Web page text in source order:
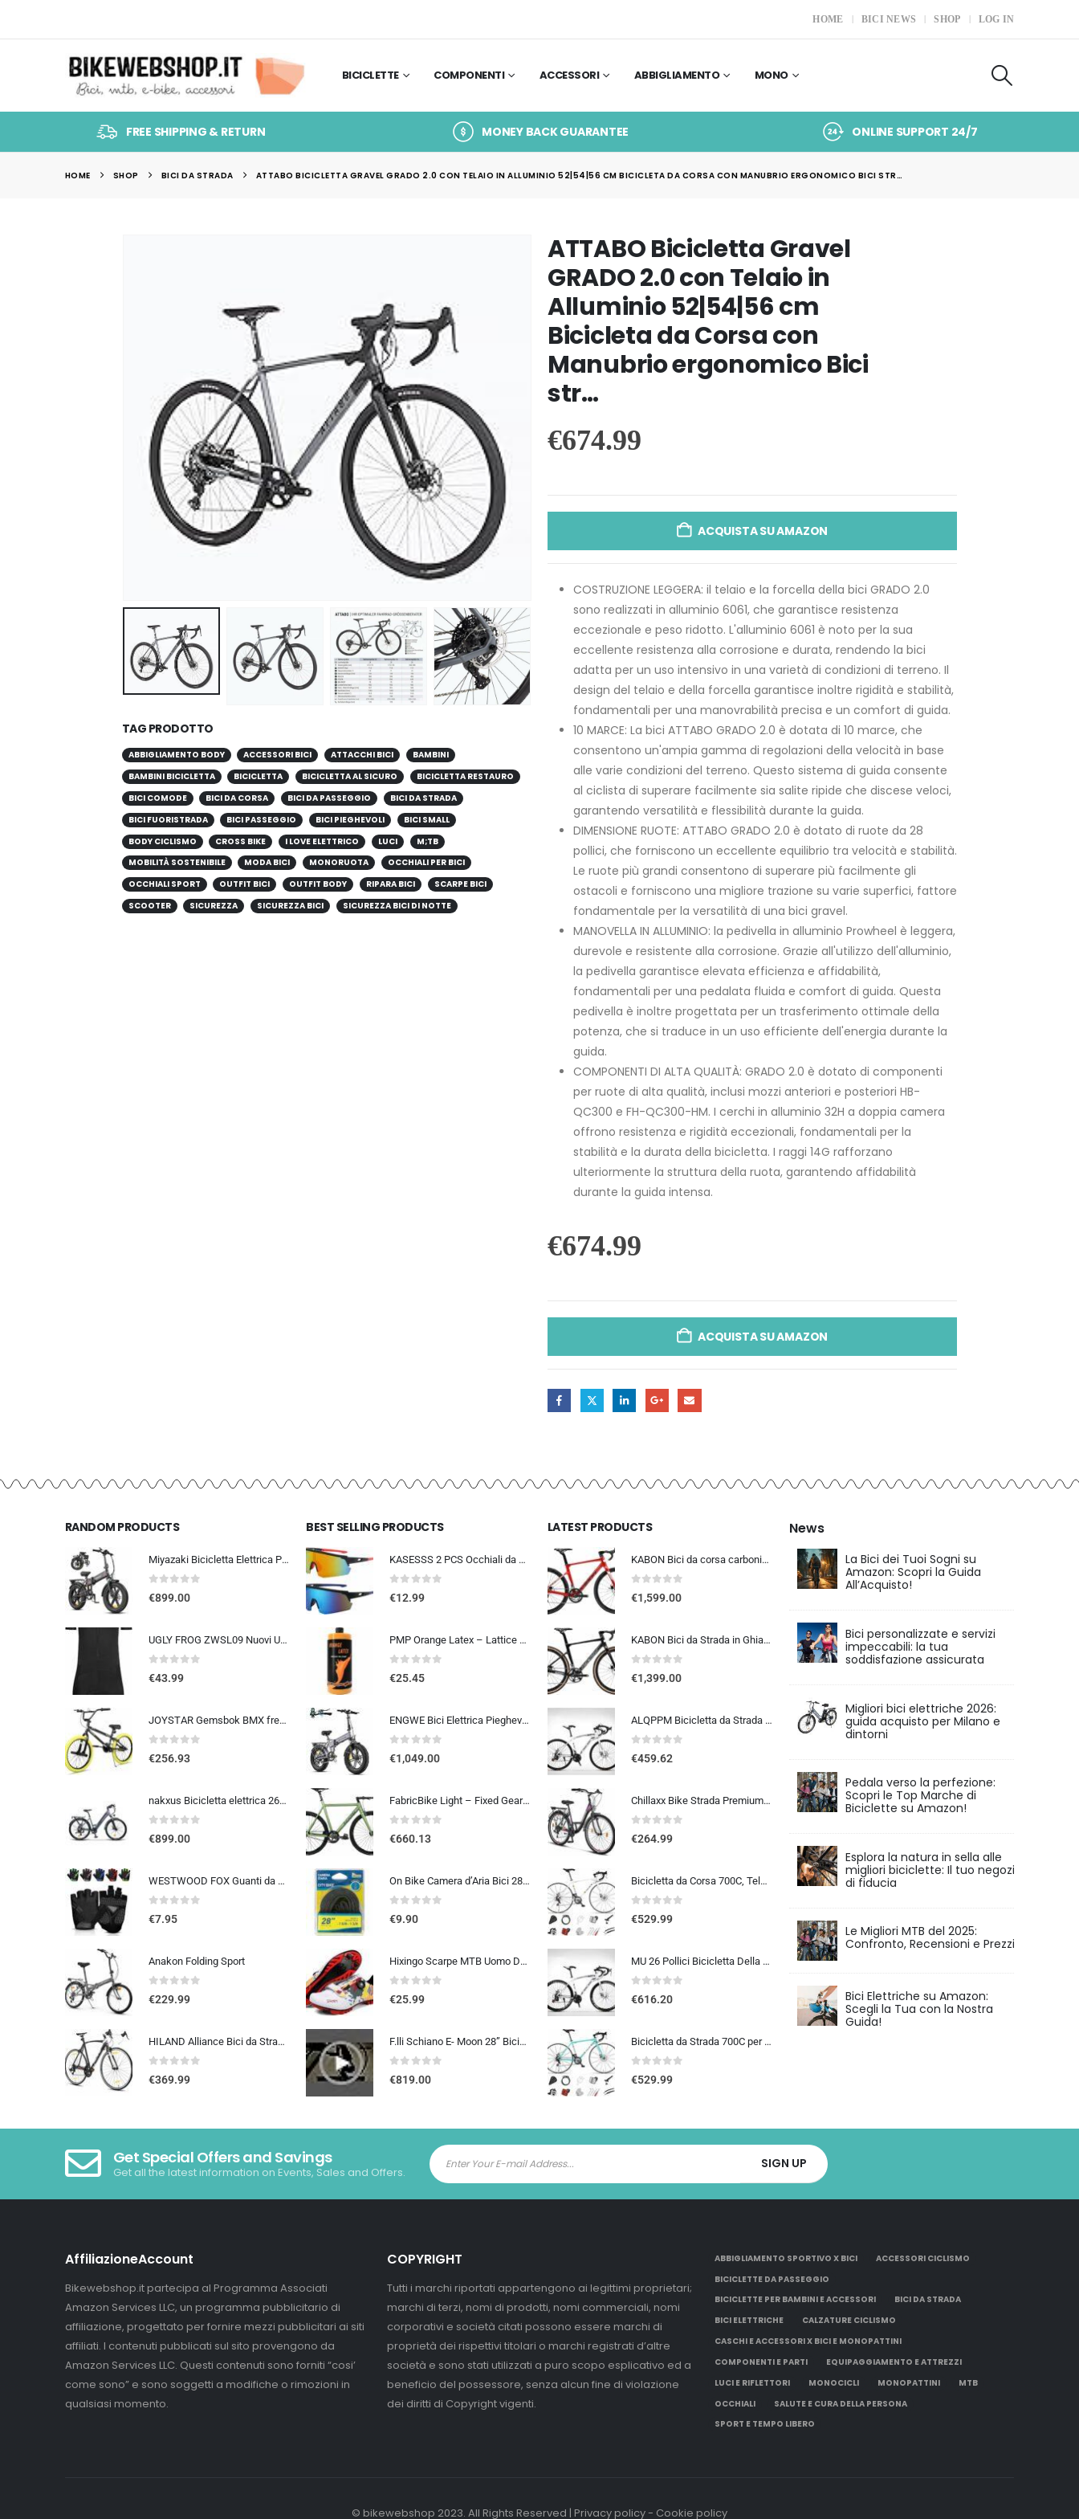
HOME BICI NEWS SHOP LOG IN
BICICLETTE COMPONENTI ACCESSORI ABBIGLIAMENTO MONO
FREE SHIPPING & RETURN MONEY BACK GUARANTEE ONLINE SUPPORT 24/7
HOME SHOP BICI DA STRADA ATTABO BICICLETTA GRAVEL GRADO 2.0 CON TELAIO IN ALLUMINIO 52|54|56 CM BICICLETA DA CORSA CON MANUBRIO ERGONOMICO BICI STR…
TAG PRODOTTO
ABBIGLIAMENTO BODY ACCESSORI BICI ATTACCHI BICI
BAMBINI
BAMBINI BICICLETTA
BICICLETTA BICICLETTA AL SICURO
BICICLETTA RESTAURO
BICI COMODE
BICI DA CORSA BICI DA PASSEGGIO
BICI DA STRADA
BICI FUORISTRADA
BICI PASSEGGIO BICI PIEGHEVOLI
BICI SMALL
BODY CICLISMO
CROSS BIKE I LOVE ELETTRICO LUCI
M;TB
MOBILITÀ SOSTENIBILE
MODA BICI MONORUOTA
OCCHIALI PER BICI
OCCHIALI SPORT
OUTFIT BICI OUTFIT BODY RIPARA BICI
SCARPE BICI
SCOOTER
SICUREZZA SICUREZZA BICI SICUREZZA BICI DI NOTTE
ATTABO Bicicletta Gravel
GRADO 2.0 con Telaio in
Alluminio 52|54|56 cm
Bicicleta da Corsa con
Manubrio ergonomico Bici
str…
€674.99
ACQUISTA SU AMAZON
COSTRUZIONE LEGGERA: il telaio e la forcella della bici GRADO 2.0
sono realizzati in alluminio 6061, che garantisce resistenza
eccezionale e peso ridotto. L'alluminio 6061 è noto per la sua
eccellente resistenza alla corrosione e durata, rendendo la bici
adatta per un uso intensivo in una varietà di condizioni di terreno. Il
design del telaio e della forcella garantisce inoltre rigidità e stabilità,
fondamentali per una manovrabilità precisa e un comfort di guida.
10 MARCE: La bici ATTABO GRADO 2.0 è dotata di 10 marce, che
consentono un'ampia gamma di regolazioni della velocità in base
alle varie condizioni del terreno. Questo sistema di guida consente
al ciclista di superare facilmente sia salite ripide che discese veloci,
garantendo versatilità e flessibilità durante la guida.
DIMENSIONE RUOTE: ATTABO GRADO 2.0 è dotato di ruote da 28
pollici, che forniscono un eccellente equilibrio tra velocità e stabilità.
Le ruote più grandi consentono di superare più facilmente gli
ostacoli e forniscono una migliore trazione su varie superfici, fattore
fondamentale per la versatilità di una bici gravel.
MANOVELLA IN ALLUMINIO: la pedivella in alluminio Prowheel è leggera,
durevole e resistente alla corrosione. Grazie all'utilizzo dell'alluminio,
la pedivella garantisce elevata efficienza e affidabilità,
fondamentali per una pedalata fluida e comfort di guida. Questa
pedivella è inoltre progettata per un trasferimento ottimale della
potenza, che si traduce in un uso efficiente dell'energia durante la
guida.
COMPONENTI DI ALTA QUALITÀ: GRADO 2.0 è dotato di componenti
per ruote di alta qualità, inclusi mozzi anteriori e posteriori HB-
QC300 e FH-QC300-HM. I cerchi in alluminio 32H a doppia camera
offrono resistenza e rigidità eccezionali, fondamentali per la
stabilità e la durata della bicicletta. I raggi 14G rafforzano
ulteriormente la struttura della ruota, garantendo affidabilità
durante la guida intensa.
€674.99
ACQUISTA SU AMAZON
RANDOM PRODUCTS
Miyazaki Bicicletta Elettrica Pieghevole per Adulti – Ebike con Motore Brushless – Batteria Rimovibile 48V 14Ah – Bicicletta
0out of 5
€899.00
UGLY FROG ZWSL09 Nuovi Uomini Traspirante Primavera Autunno A Maniche Corta Ciclismo Body Skinsuit All’aperto Sportswear A…
0out of 5
€43.99
JOYSTAR Gemsbok BMX freestyle da 20/24 pollici per bambini dai 9 ai 14 anni, mountain bike da 20/24 pollici per bambini
0out of 5
€256.93
nakxus Bicicletta elettrica 26M208, bicicletta elettrica da 26″, da trekking, con batteria al litio da 36 V, 12,5 Ah, fino a 100 KM, motore da 250 W, compatibile con l’UE, colore: grigio
0out of 5
€899.00
WESTWOOD FOX Guanti da ciclismo per uomo e donna, guanti unisex con imbottitura in gel antiscivolo, traspiranti, con palmo pe
0out of 5
€7.95
Anakon Folding Sport
0out of 5
€229.99
HILAND Alliance Bici da Strada 28”, 14 Velocità, Telaio in Alluminio da 49/53/57 cm, 700C Bicicletta da Città e da Pendola…
0out of 5
€369.99
BEST SELLING PRODUCTS
KASESSS 2 PCS Occhiali da Sole Sportivi, Occhiali da Ciclismo per Uomini Donne, Occhiali da Sole da Ciclismo, UV400 Occhiali
0out of 5
€12.99
PMP Orange Latex – Lattice Liquido Sigillante Antiforatura per Coperture Tubeless MTB e STRADA. La Tua Assicurazione Contro l
0out of 5
€25.45
ENGWE Bici Elettrica Pieghevole, Bicicletta Elettrica da 48V 13Ah Batteria Rimovibile, Autonomia di 50-120 km E-bike，20″×4.0″ Fat Tire 7 Velocità ebike da per Ogni Terreno
0out of 5
€1,049.00
FabricBike Light – Fixed Gear bicicletta, Single Speed Fixie completa mozzo, Telaio in alluminio e forcella, ruote 28, 6 c…
0out of 5
€660.13
On Bike Camera d’Aria Bici 28″ x 1 5/8 x 1 3/8 (700×35-42c) – E.T.R.T.O. 37-622, Alta Resistenza e Tenuta, Compatibile con Pn
0out of 5
€9.90
Hixingo Scarpe MTB Uomo Donna, Graffiti Colorati Stampa Scarpe Mountain Bike Compatibili con Pedali SPD, Unisex Scarpe Ciclis
0out of 5
€25.99
F.lli Schiano E- Moon 28” Bicicletta Elettrica da Città, Bici Elettrica con Pedalata Assistita 250W, City E-bike Unisex Adulto, Batteria Rimovibile 36V 13Ah, SHIMANO 7 velocità, Donna Uomo, Nero
0out of 5
€819.00
LATEST PRODUCTS
KABON Bici da corsa carbonio, 700C bici da strada T800 Completamente carbonio con Shimano 105 R7000 22 velocità 8.1 KG Leg…
0out of 5
€1,599.00
KABON Bici da Strada in Ghiaia di Carbonio, Bicicletta con Telaio in Fibra di Carbonio T800 con Bicicletta da Corsa con Fr…
0out of 5
€1,399.00
ALQPPM Bicicletta da Strada da 26 Pollici, Bici da 24 Velocità, Freno a Doppio Disco, Telaio in Acciaio ad Alto Tenore Di …
0out of 5
€459.62
Chillaxx Bike Strada Premium City Bike da 26 e 28 pollici, bicicletta per ragazze, ragazzi, uomini e donne, cambio a 21 ma…
0out of 5
€264.99
Bicicletta da Corsa 700C, Telaio in Acciaio con Cambio a 24/27/30 Marce, Bicicletta da Strada per Uomo Donna, Bici da Stra…
0out of 5
€529.99
MU 26 Pollici Bicicletta Della Strada, 24 Velocità Bici, Doppio Disco Freno, Acciaio Al Carbonio Telaio, Strada Biciclette…
0out of 5
€616.20
Bicicletta da Strada 700C per Uomo Donna, Bicicletta da Corsa con Freno a Disco 24/27/30 velocità, Telaio in Acciaio ad Al…
0out of 5
€529.99
News
La Bici dei Tuoi Sogni su
Amazon: Scopri la Guida
All’Acquisto!
Bici personalizzate e servizi
impeccabili: la tua
soddisfazione assicurata
Migliori bici elettriche 2026:
guida acquisto per Milano e
dintorni
Pedala verso la perfezione:
Scopri le Top Marche di
Biciclette su Amazon!
Esplora la natura in sella alle
migliori biciclette: Il tuo negozio
di fiducia
Le Migliori MTB del 2025:
Confronto, Recensioni e Prezzi
Bici Elettriche su Amazon:
Scegli la Tua con la Nostra
Guida!
Get Special Offers and Savings
Get all the latest information on Events, Sales and Offers.
AffiliazioneAccount
Bikewebshop.it partecipa al Programma Associati
Amazon Services LLC, un programma pubblicitario di
affiliazione, progettato per fornire mezzi pubblicitari ai siti
affiliati. I contenuti pubblicati sul sito provengono da
Amazon Services LLC. Questi contenuti sono forniti “cosi’
come sono” e sono soggetti a modifiche o rimozioni in
qualsiasi momento.
COPYRIGHT
Tutti i marchi riportati appartengono ai legittimi proprietari;
marchi di terzi, nomi di prodotti, nomi commerciali, nomi
corporativi e società citati possono essere marchi di
proprietà dei rispettivi titolari o marchi registrati d’altre
società e sono stati utilizzati a puro scopo esplicativo ed a
beneficio del possessore, senza alcun fine di violazione
dei diritti di Copyright vigenti.
ABBIGLIAMENTO SPORTIVO X BICI
ACCESSORI CICLISMO
BICICLETTE DA PASSEGGIO
BICICLETTE PER BAMBINI E ACCESSORI
BICI DA STRADA
BICI ELETTRICHE
CALZATURE CICLISMO
CASCHI E ACCESSORI X BICI E MONOPATTINI
COMPONENTI E PARTI
EQUIPAGGIAMENTO E ATTREZZI
LUCI E RIFLETTORI
MONOCICLI MONOPATTINI
MTB
OCCHIALI
SALUTE E CURA DELLA PERSONA
SPORT E TEMPO LIBERO
© bikewebshop 2023. All Rights Reserved | Privacy policy - Cookie policy